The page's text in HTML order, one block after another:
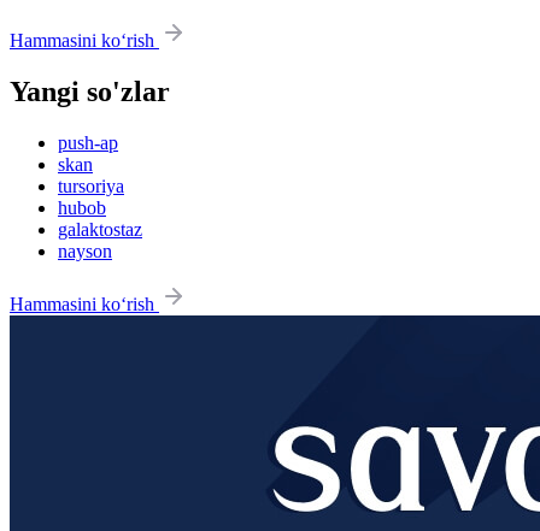
Hammasini ko‘rish
Yangi so'zlar
push-ap
skan
tursoriya
hubob
galaktostaz
nayson
Hammasini ko‘rish